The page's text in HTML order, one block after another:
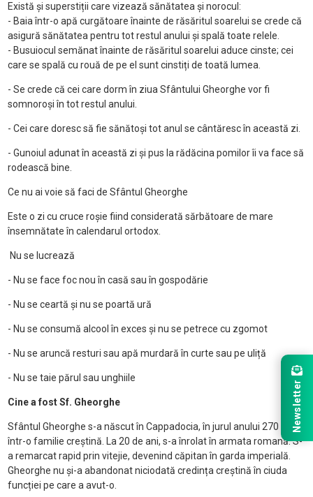
Există și superstiții care vizează sănătatea și norocul:
- Baia într-o apă curgătoare înainte de răsăritul soarelui se crede că
asigură sănătatea pentru tot restul anului și spală toate relele.
- Busuiocul semănat înainte de răsăritul soarelui aduce cinste; cei
care se spală cu rouă de pe el sunt cinstiți de toată lumea.
- Se crede că cei care dorm în ziua Sfântului Gheorghe vor fi
somnoroși în tot restul anului.
- Cei care doresc să fie sănătoși tot anul se cântăresc în această zi.
- Gunoiul adunat în această zi și pus la rădăcina pomilor îi va face să
rodească bine.
Ce nu ai voie să faci de Sfântul Gheorghe
Este o zi cu cruce roșie fiind considerată sărbătoare de mare
însemnătate în calendarul ortodox.
Nu se lucrează
- Nu se face foc nou în casă sau în gospodărie
- Nu se ceartă și nu se poartă ură
- Nu se consumă alcool în exces și nu se petrece cu zgomot
- Nu se aruncă resturi sau apă murdară în curte sau pe uliță
- Nu se taie părul sau unghiile
Cine a fost Sf. Gheorghe
Sfântul Gheorghe s-a născut în Cappadocia, în jurul anului 270 d.Hr.,
într-o familie creștină. La 20 de ani, s-a înrolat în armata romană. S-
a remarcat rapid prin vitejie, devenind căpitan în garda imperială.
Gheorghe nu și-a abandonat niciodată credința creștină în ciuda
funcției pe care a avut-o.
Newsletter